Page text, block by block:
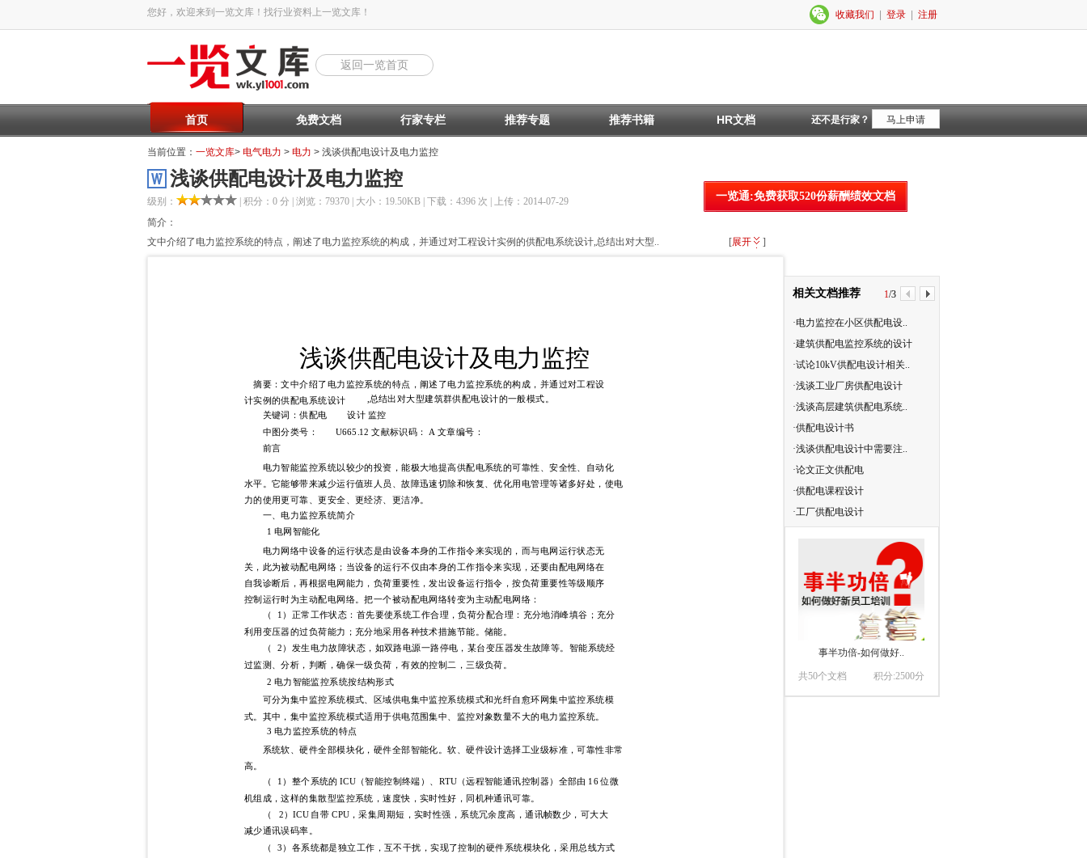
您好，欢迎来到一览文库！找行业资料上一览文库！ 收藏我们 登录 注册
返回一览首页
首页 免费文档 行家专栏 推荐专题 推荐书籍 HR文档 还不是行家？ 马上申请
当前位置： 一览文库> 电气电力 > 电力 > 浅谈供配电设计及电力监控
浅谈供配电设计及电力监控
一览通:免费获取520份薪酬绩效文档
级别：
| 积分：0 分 | 浏览：79370 | 大小：19.50KB | 下载：4396 次 | 上传：2014-07-29
简介：
文中介绍了电力监控系统的特点，阐述了电力监控系统的构成，并通过对工程设计实例的供配电系统设计,总结出对大型..
[展开 ]
相关文档推荐 1/3
·电力监控在小区供配电设..
·建筑供配电监控系统的设计
·试论10kV供配电设计相关..
·浅谈工业厂房供配电设计
·浅谈高层建筑供配电系统..
·供配电设计书
·浅谈供配电设计中需要注..
·论文正文供配电
·供配电课程设计
·工厂供配电设计
事半功倍-如何做好..
共50个文档 积分:2500分